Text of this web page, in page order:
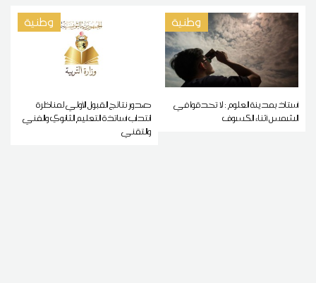
وطنية
أستاذ بمدينة العلوم : لا تحدقوا في
الشمس أثناء الكسوف
وطنية
صدور نتائج القبول الأولي لمناظرة
انتداب أساتذة التعليم الثانوي والفني
والتقني